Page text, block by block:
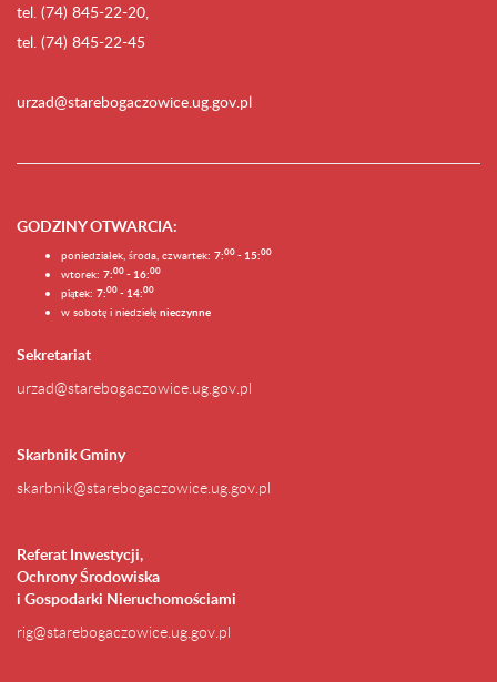
tel. (74) 845-22-20,
tel. (74) 845-22-45
urzad@starebogaczowice.ug.gov.pl
GODZINY OTWARCIA:
poniedziałek, środa, czwartek: 7:00 - 15:00
wtorek: 7:00 - 16:00
piątek: 7:00 - 14:00
w sobotę i niedzielę nieczynne
Sekretariat
urzad@starebogaczowice.ug.gov.pl
Skarbnik Gminy
skarbnik@starebogaczowice.ug.gov.pl
Referat Inwestycji,
Ochrony Środowiska
i Gospodarki Nieruchomościami
rig@starebogaczowice.ug.gov.pl